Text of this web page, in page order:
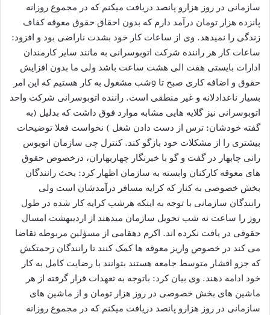
سازمانی در روز هزارو پانصد دریافت میکنم که در مجموع روزانه
پانزده هزار تومان درآمد دارم که بدون احقاق حقوق معوقه کفاف
زندگی را نمیدهد. وی از ساعات کار خود بشدت ناراضی بود و افزود:
ساعات کار هر راننده شرکت اتوبوسرانی به مانند سایر کارمندان
ادارات بایستی هفت الی هشت ساعت باشد ولی ما بدون افزایش
حقوق و اضافه کاری صبح تا 9شب مشغول به کار هستیم که این امر
بسیار ناعدادلانه و غیر منطقی است. راننده اتوبوسرانی شرکت واحد
اتوبوسرانی نیز گلایه هایی مشابه موارد فوق داشت که بدلیل (به
گفته خودشان: ترس از دست دادن شغل ) نخواست فعلا توضیحات
بیشتری را از مشکلات خود بازگو کند. کنترل چی سازمان اتوبوس
رانی چابهار در گفت و گو با خبرنگار چهاربهاران، درخصوص حقوق
های معوقه کارکنان وابسته به سازمان اظهار کرد: بحث رانندگان
بخش خصوصی به کنار که کرایه مسافر درآمدشان است ولی
رانندگان سازمانی با توجه به اینکه هرشب کرایه کار شده در طول
روز را ساعت نه شب تحویل سازمان میدهند از اردیبهشت امسال
حقوقی در یافت نکرده اند. اکرم دهقامی از مسؤلین مربوطه تقاضا
می کند در خصوص واریز معوقه ها کمک کنند تا رانندگان زحمتکش
که جزو اقشار متوسط جامعه هستند بتوانند با رضایت کامل به کار
خود ادامه دهند. وی بیان کرد: باتوجه به تعهدات قرار گرفته از هر
ماشین های بخش خصوصی در روز هزار تومان و از ماشین های
سازمانی در روز هزارو پانصد دریافت میکنم که در مجموع روزانه